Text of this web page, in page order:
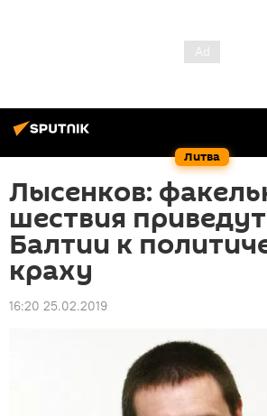
Литва
Лысенков:
шествия
Балтии к
краху
16:20 25.02.2019